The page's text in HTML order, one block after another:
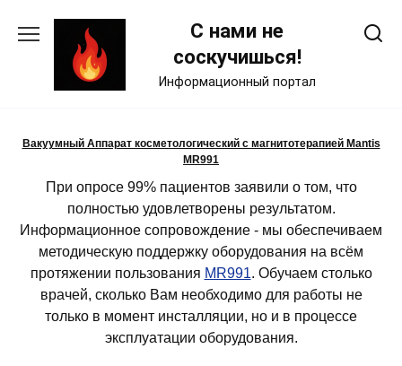
С нами не
соскучишься!
Информационный портал
Вакуумный Аппарат косметологический с магнитотерапией Mantis
MR991
При опросе 99% пациентов заявили о том, что
полностью удовлетворены результатом.
Информационное сопровождение - мы обеспечиваем
методическую поддержку оборудования на всём
протяжении пользования MR991. Обучаем столько
врачей, сколько Вам необходимо для работы не
только в момент инсталляции, но и в процессе
эксплуатации оборудования.